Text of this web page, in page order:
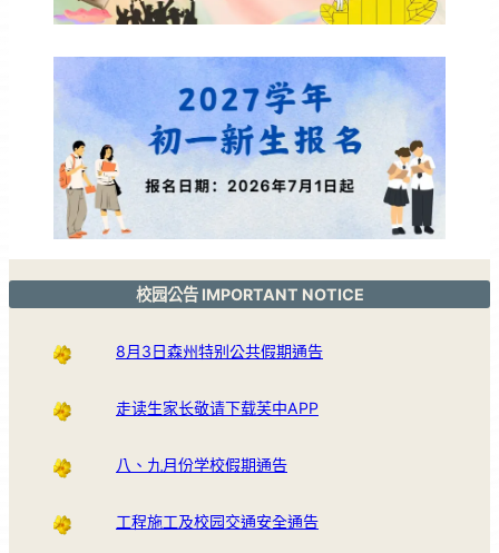
校园公告 IMPORTANT NOTICE
8月3日森州特别公共假期通告
走读生家长敬请下载芙中APP
八、九月份学校假期通告
工程施工及校园交通安全通告